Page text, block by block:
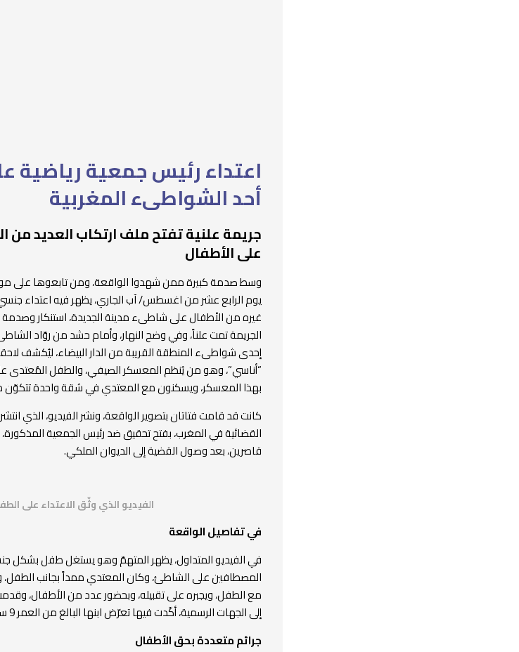
اعتداء رئيس جمعية رياضية
أحد الشواطىء المغربية
جريمة علنية تفتح ملف ارتكاب العديد من
على الأطفال
وسط صدمة كبيرة ممن شهدوا الواقعة، ومن تابعوها على
يوم الرابع عشر من اغسطس/ آب الجاري، يظهر فيه اعتداء
غيره من الأطفال على شاطىء مدينة الجديدة، استنكار
الجريمة تمت علناً، وفي وضح النهار، وأمام حشد من روّاد
إحدى شواطىء المنطقة القريبة من الدار البيضاء، ليُكشف
بهذا المعسكر، ويسكنون مع المعتدي في شقة واحدة
كانت قد قامت فتاتان بتصوير الواقعة، ونشر الفيديو، الذي
القضائية في المغرب، بفتح تحقيق ضد رئيس الجمعية
قاصرين، بعد وصول القضية إلى الديوان الملكي.
الفيديو الذي وثّق الاعتداء على
في تفاصيل الواقعة
في الفيديو المتداول، يظهر المتهمّ وهو يستغل طفل بشكل
المصطافين على الشاطئ، وكان المعتدي ممداً بجانب
مع الطفل، ويجبره على تقبيله، وبحضور عدد من الأطفال،
إلى الجهات الرسمية، أكّدت فيها تعرّض ابنها البالغ من العمر 9 سنوات ل”هتك العرض”.
جرائم متعددة بحق الأطفال